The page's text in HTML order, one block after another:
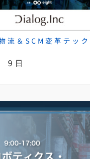
流＆SCM変革テッ
9日